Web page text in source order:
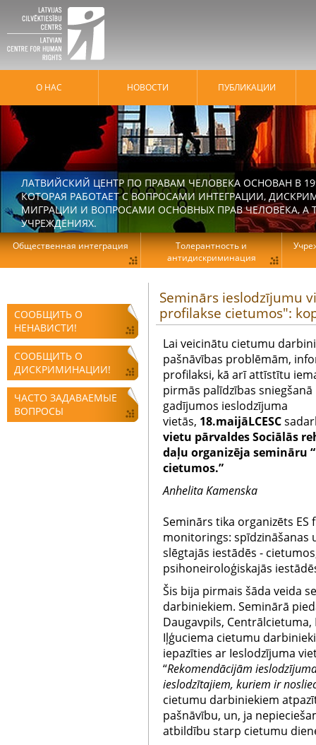
СООБЩИТЬ О
НЕНАВИСТИ!
СООБЩИТЬ О
ДИСКРИМИНАЦИИ!
ЧАСТО ЗАДАВАЕМЫЕ
ВОПРОСЫ
Seminārs ieslodzījumu
profilakse cietumos":
Lai veicinātu cietumu
pašnāvības problēmām,
profilaksi, kā arī attīstītu
pirmās palīdzības
gadījumos ieslodzījuma
vietās, 18.maijāLCESC
vietu pārvaldes Sociālās
daļu organizēja semināru
cietumos.”
Anhelita Kamenska
Seminārs tika organizēts
monitorings: spīdzināšanas
slēgtajās iestādēs -
psihoneiroloģiskajās
Šis bija pirmais šāda veida
darbiniekiem. Seminārā
Daugavpils,
Iļģuciema cietumu
iepazīties ar Ieslodzījuma
“Rekomendācijām
ieslodzītajiem, kuriem ir
cietumu darbiniekiem
pašnāvību, un, ja
atbildību starp cietumu
О НАС HОВОСТИ ПУБЛИКАЦИИ
ЛАТВИЙСКИЙ ЦЕНТР ПО ПРАВАМ ЧЕЛОВЕКА ОСНОВАН В
КОТОРАЯ РАБОТАЕТ С ВОПРОСАМИ ИНТЕГРАЦИИ,
МИГРАЦИИ И ВОПРОСАМИ ОСНОВНЫХ ПРАВ ЧЕЛОВЕКА, А
УЧРЕЖДЕНИЯХ.
Общественная интеграция
Толерантность и
антидискриминация